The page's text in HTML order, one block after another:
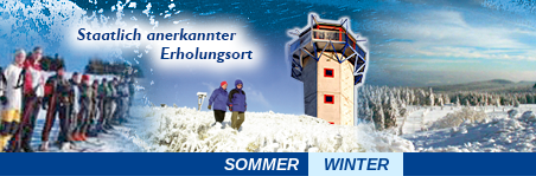
SOMMER WINTER